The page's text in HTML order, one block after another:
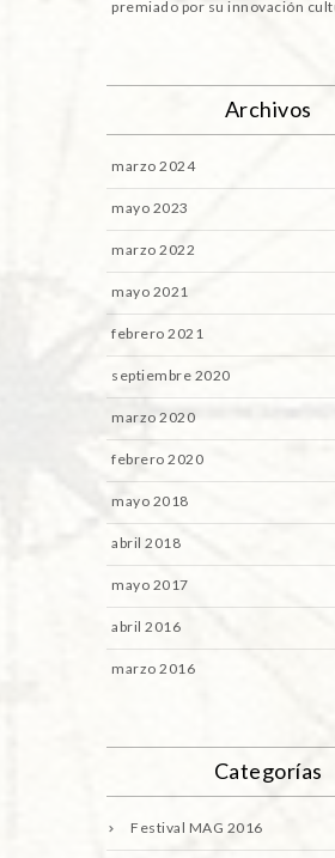
premiado por su innovación
Archivos
marzo 2024
mayo 2023
marzo 2022
mayo 2021
febrero 2021
septiembre 2020
marzo 2020
febrero 2020
mayo 2018
abril 2018
mayo 2017
abril 2016
marzo 2016
Categorías
Festival MAG 2016